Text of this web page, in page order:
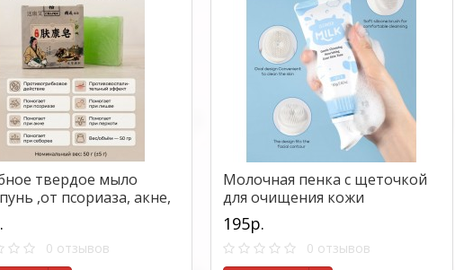
твердое мыло
,от псориаза, акне,
себореи, Фуканг, 50гр
0 отзывов
Молочная пенка с щеточкой
для очищения кожи
лица,Laikou cleanser milk, 80
гр.
195р.
0 отзывов